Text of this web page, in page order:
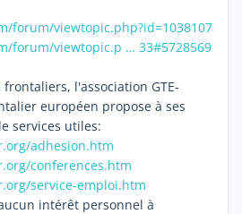
forum/viewtopic.php?id=1038107
forum/viewtopic.p … 33#5728569
l'association GTE-
européen propose à ses
services utiles:
adhesion.htm
conferences.htm
service-emploi.htm
intérêt personnel à